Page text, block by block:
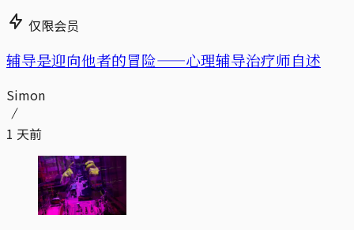
仅限会员
辅导是迎向他者的冒险——心理辅导治疗师自述
Simon
1 天前